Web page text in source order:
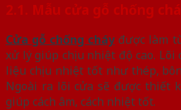
2.1. Mẫu cửa gỗ chống
Cửa gỗ chống cháyđược làm
xử lý giúp chịu nhiệt độ cao. Lõi
liệu chịu nhiệt tốt như thép,
Ngoài ra lõi cửa sẽ được thiết
giúp cách âm, cách nhiệt tốt.